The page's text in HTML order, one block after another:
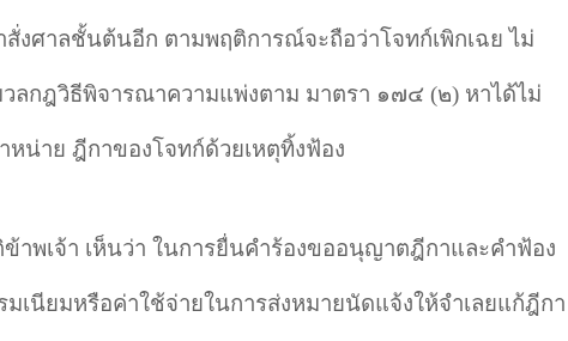
สั่งศาลชั้นต้นอีก ตามพฤติการณ์จะถือว่าโจทก์เพิกเฉย ไม่
ลกฎวิธีพิจารณาความแพ่งตาม มาตรา ๑๗๔ (๒) หาได้ไม่
หน่าย ฎีกาของโจทก์ด้วยเหตุทิ้งฟ้อง
าพเจ้า เห็นว่า ในการยื่นคำร้องขออนุญาตฎีกาและคำฟ้อง
มเนียมหรือค่าใช้จ่ายในการส่งหมายนัดแจ้งให้จำเลยแก้ฎีกา